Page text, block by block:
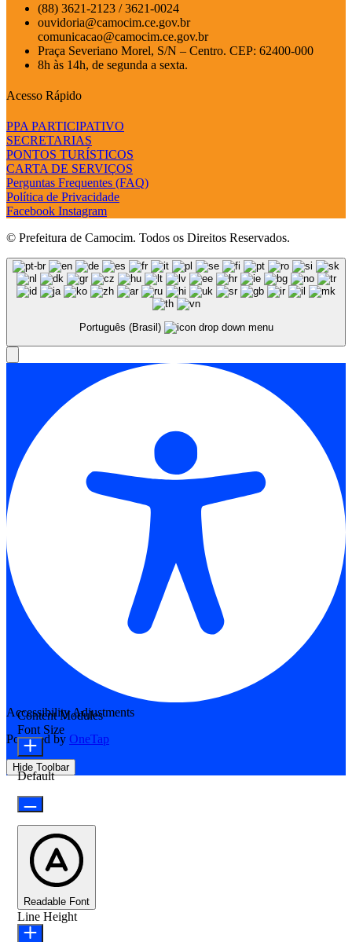
(88) 3621-2123 / 3621-0024
ouvidoria@camocim.ce.gov.br
comunicacao@camocim.ce.gov.br
Praça Severiano Morel, S/N – Centro. CEP: 62400-000
8h às 14h, de segunda a sexta.
Acesso Rápido
PPA PARTICIPATIVO
SECRETARIAS
PONTOS TURÍSTICOS
CARTA DE SERVIÇOS
Perguntas Frequentes (FAQ)
Política de Privacidade
Facebook Instagram
© Prefeitura de Camocim. Todos os Direitos Reservados.
Português (Brasil)
Accessibility Adjustments
Powered by OneTap
Hide Toolbar
Content Modules
Font Size
Default
Readable Font
Line Height